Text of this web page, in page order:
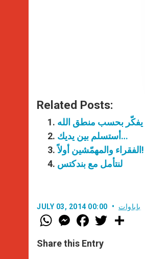
Related Posts:
أستسلم بين يديك…
الفقراء والمهمّشين أولاً!
لنتأمل مع بندكتس
JULY 03, 2014 00:00 باباوات
W
h
t
s
M
e
s
e
F
a
e
b
w
Share this Entry